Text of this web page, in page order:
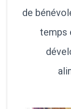
de
temps